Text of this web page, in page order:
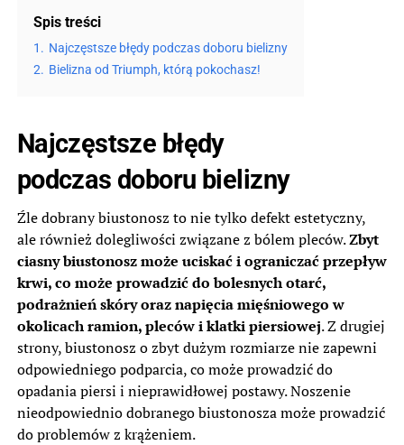
Spis treści
1. Najczęstsze błędy podczas doboru bielizny
2. Bielizna od Triumph, którą pokochasz!
Najczęstsze błędy
podczas doboru bielizny
Źle dobrany biustonosz to nie tylko defekt estetyczny,
ale również dolegliwości związane z bólem pleców.Zbyt
ciasny biustonosz może uciskać i ograniczać przepływ
krwi, co może prowadzić do bolesnych otarć,
podrażnień skóry oraz napięcia mięśniowego w
okolicach ramion, pleców i klatki piersiowej. Z drugiej
strony, biustonosz o zbyt dużym rozmiarze nie zapewni
odpowiedniego podparcia, co może prowadzić do
opadania piersi i nieprawidłowej postawy. Noszenie
nieodpowiednio dobranego biustonosza może prowadzić
do problemów z krążeniem.